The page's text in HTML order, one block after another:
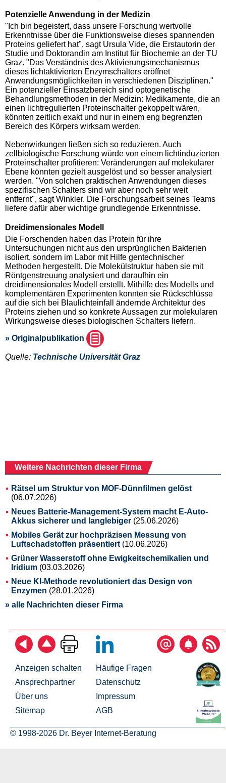
Potenzielle Anwendung in der Medizin
"Ich bin begeistert, dass unsere Forschung wertvolle
Erkenntnisse über die Funktionsweise dieses spannenden
Proteins geliefert hat", sagt Ursula Vide, die Erstautorin der
Studie und Doktorandin am Institut für Biochemie an der TU
Graz. "Das Verständnis des Aktivierungsmechanismus
dieses lichtaktivierten Enzymschalters eröffnet
Anwendungsmöglichkeiten in verschiedenen Disziplinen."
Ein potenzieller Einsatzbereich sind optogenetische
Behandlungsmethoden in der Medizin: Medikamente, die an
einen lichtregulierten Proteinschalter gekoppelt wären,
könnten zeitlich exakt und nur in einem eng begrenzten
Bereich des Körpers wirksam werden.
Nebenwirkungen ließen sich so reduzieren. Auch
zellbiologische Forschung würde von einem lichtinduzierten
Proteinschalter profitieren: Veränderungen auf molekularer
Ebene könnten gezielt ausgelöst und so besser analysiert
werden. "Von solchen praktischen Anwendungen dieses
spezifischen Schalters sind wir aber noch sehr weit
entfernt", sagt Winkler. Die Forschungsarbeit seines Teams
liefere dafür aber wichtige grundlegende Erkenntnisse.
Dreidimensionales Modell
Die Forschenden haben das Protein für ihre
Untersuchungen nicht aus den ursprünglichen Bakterien
isoliert, sondern im Labor mit Hilfe gentechnischer
Methoden hergestellt. Die Molekülstruktur haben sie mit
Röntgenstreuung analysiert und daraufhin ein
dreidimensionales Modell erstellt. Mithilfe des Modells und
komplementären Experimenten konnten sie Rückschlüsse
auf die sich bei Blaulichteinfall ändernde Architektur des
Proteins ziehen und so konkrete Aussagen zur molekularen
Wirkungsweise dieses biologischen Schalters liefern.
» Originalpublikation
Quelle: Technische Universität Graz
Weitere Nachrichten dieser Firma
Rätsel um Struktur von MOF-Dünnfilmen gelöst
(06.07.2026)
Neues Batterie-Management-System macht E-Auto-
Akkus sicherer und langlebiger (25.06.2026)
Mobiles Gerät zur hochpräzisen Messung von
Luftschadstoffen präsentiert (10.06.2026)
Grüner Wasserstoff ohne Ewigkeitschemikalien und
Iridium (03.03.2026)
Neue KI-Methode revolutioniert das Design von
Enzymen (28.01.2026)
» alle Nachrichten dieser Firma
Anzeigen schalten
Ansprechpartner
Über uns
Sitemap
Häufige Fragen
Datenschutz
Impressum
AGB
© 1998-2026 Dr. Beyer Internet-Beratung